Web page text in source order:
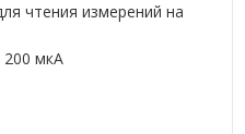
чтения измерений на
200 мкА